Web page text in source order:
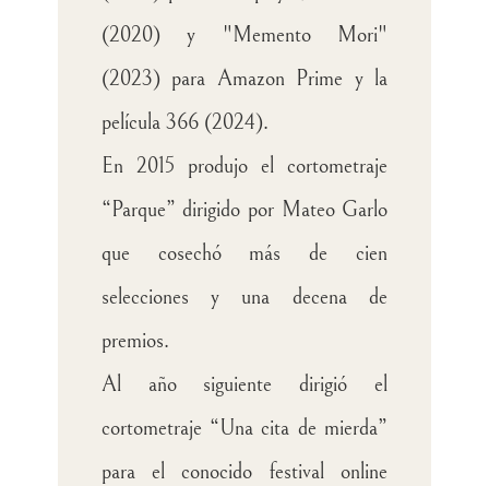
(2020) y "Memento Mori"
(2023) para Amazon Prime y la
película 366 (2024).
En 2015 produjo el cortometraje
“Parque” dirigido por Mateo Garlo
que cosechó más de cien
selecciones y una decena de
premios.
Al año siguiente dirigió el
cortometraje “Una cita de mierda”
para el conocido festival online